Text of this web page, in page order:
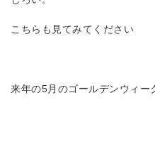
こちらも見てみてください
来年の5月のゴールデンウィー